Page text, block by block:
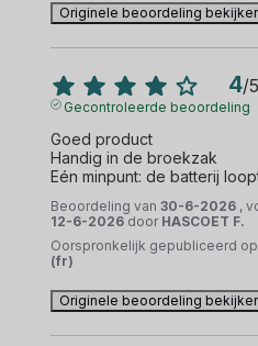
Originele beoordeling
4/5
Gecontroleerde beoordeling
Goed product
Handig in de broekzak
Eén minpunt: de batterij
Beoordeling van 30-6-2026 ,
12-6-2026 door HASCOET F.
Oorspronkelijk gepubliceerd
(fr)
Originele beoordeling